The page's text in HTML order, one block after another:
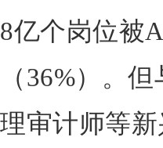
8亿个岗位被
（36%）。
理审计师等